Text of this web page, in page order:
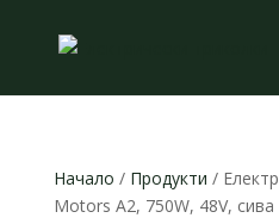
Начало / Продукти /
Motors A2, 750W, 48V, сива